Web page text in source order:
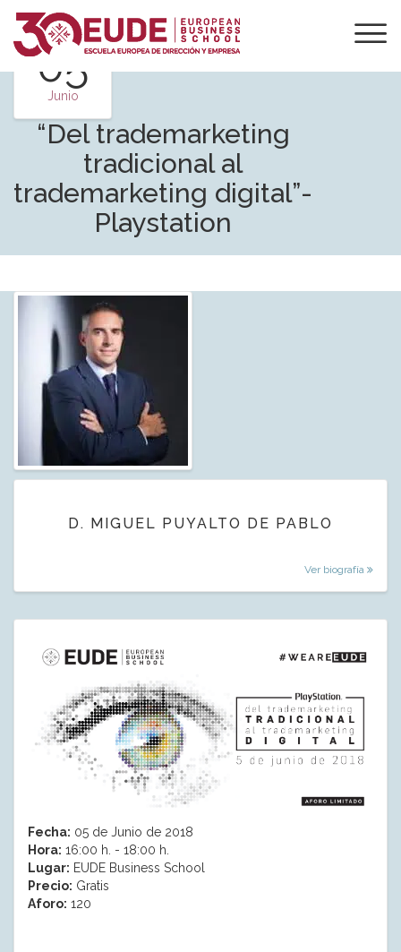
05
Junio
“Del trademarketing
tradicional al
trademarketing digital”-
Playstation
D. MIGUEL PUYALTO DE PABLO
Ver biografía
Fecha: 05 de Junio de 2018
Hora: 16:00 h. - 18:00 h.
Lugar: EUDE Business School
Precio: Gratis
Aforo: 120